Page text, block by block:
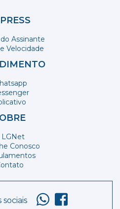
Assinante
Velocidade
LGNet
Conosco
sociais